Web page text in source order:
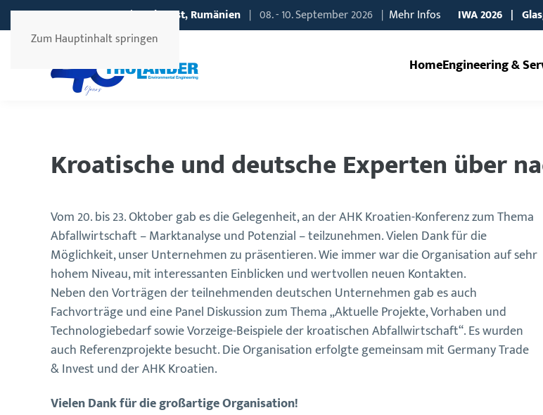
Zum Hauptinhalt springen
EXPOAPA2026 | Bukarest, Rumänien | 08. - 10. September 2026 | Mehr Infos IWA2026 |
HomeEngineering &
Kroatische und deutsche Experten über
Vom 20. bis 23. Oktober gab es die Gelegenheit, an der AHK Kroatien-Konferenz zum Thema
Abfallwirtschaft – Marktanalyse und Potenzial – teilzunehmen. Vielen Dank für die
Möglichkeit, unser Unternehmen zu präsentieren. Wie immer war die Organisation auf sehr
hohem Niveau, mit interessanten Einblicken und wertvollen neuen Kontakten.
Neben den Vorträgen der teilnehmenden deutschen Unternehmen gab es auch
Fachvorträge und eine Panel Diskussion zum Thema „Aktuelle Projekte, Vorhaben und
Technologiebedarf sowie Vorzeige-Beispiele der kroatischen Abfallwirtschaft“. Es wurden
auch Referenzprojekte besucht. Die Organisation erfolgte gemeinsam mit Germany Trade
& Invest und der AHK Kroatien.
Vielen Dank für die großartige Organisation!